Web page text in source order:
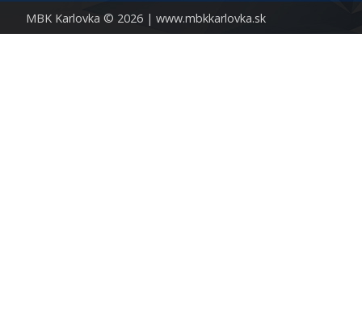
MBK Karlovka © 2026 | www.mbkkarlovka.sk